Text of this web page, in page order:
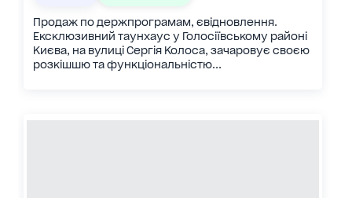
Продаж по держпрограмам, євідновлення.
Ексклюзивний таунхаус у Голосіївському районі
Києва, на вулиці Сергія Колоса, зачаровує своєю
розкішшю та функціональністю...